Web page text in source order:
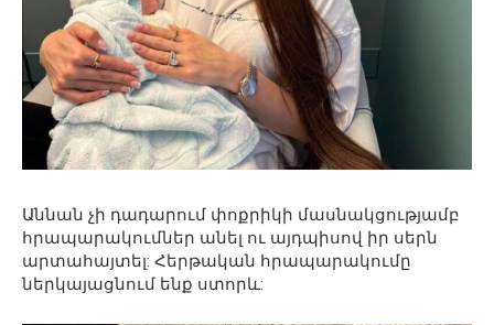
Աննան չի դադարում փոքրիկի մասնակցությամբ
հրապարակումներ անել ու այդպիսով իր սերն
արտահայտել: Հերթական հրապարակումը
ներկայացնում ենք ստորև: